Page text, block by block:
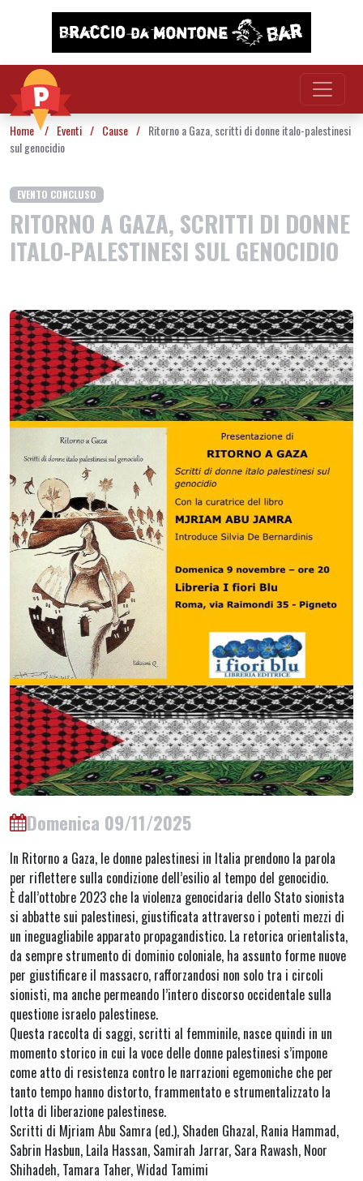
Vai al contenuto
Home / Eventi / Cause / Ritorno a Gaza, scritti di donne italo-palestinesi
sul genocidio
EVENTO CONCLUSO
RITORNO A GAZA, SCRITTI DI DONNE
ITALO-PALESTINESI SUL GENOCIDIO
Domenica 09/11/2025
In Ritorno a Gaza, le donne palestinesi in Italia prendono la parola
per riflettere sulla condizione dell’esilio al tempo del genocidio.
È dall’ottobre 2023 che la violenza genocidaria dello Stato sionista
si abbatte sui palestinesi, giustificata attraverso i potenti mezzi di
un ineguagliabile apparato propagandistico. La retorica orientalista,
da sempre strumento di dominio coloniale, ha assunto forme nuove
per giustificare il massacro, rafforzandosi non solo tra i circoli
sionisti, ma anche permeando l’intero discorso occidentale sulla
questione israelo palestinese.
Questa raccolta di saggi, scritti al femminile, nasce quindi in un
momento storico in cui la voce delle donne palestinesi s’impone
come atto di resistenza contro le narrazioni egemoniche che per
tanto tempo hanno distorto, frammentato e strumentalizzato la
lotta di liberazione palestinese.
Scritti di Mjriam Abu Samra (ed.), Shaden Ghazal, Rania Hammad,
Sabrin Hasbun, Laila Hassan, Samirah Jarrar, Sara Rawash, Noor
Shihadeh, Tamara Taher, Widad Tamimi